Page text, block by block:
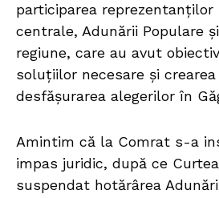
participarea
centrale, Adunării Populare
regiune, care au avut
soluțiilor necesare și
desfășurarea alegerilor în
Amintim că la Comrat s-a
impas juridic, după ce
suspendat hotărârea